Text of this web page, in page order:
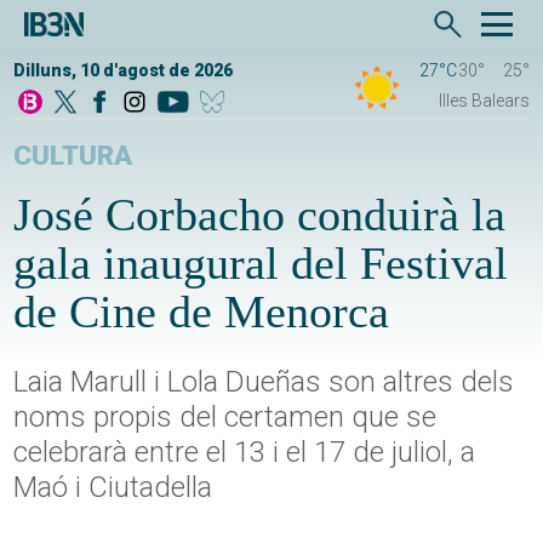
Dilluns, 10 d'agost de 2026 27°C30°
25°
Illes Balears
CULTURA
José Corbacho conduirà la
gala inaugural del Festival
de Cine de Menorca
Laia Marull i Lola Dueñas son altres dels
noms propis del certamen que se
celebrarà entre el 13 i el 17 de juliol, a
Maó i Ciutadella